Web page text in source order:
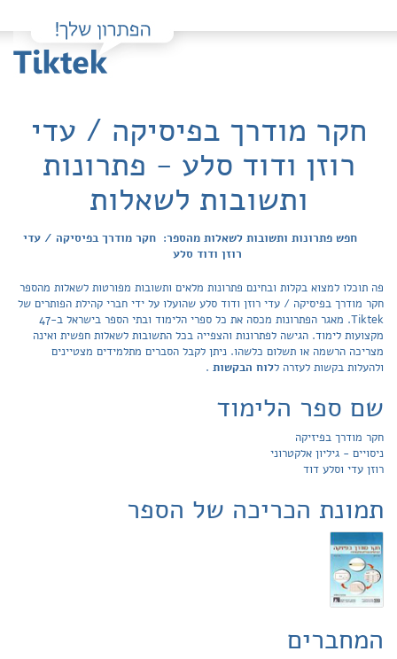
חקר מודרך בפיסיקה / עדי
רוזן ודוד סלע - פתרונות
ותשובות לשאלות
חפש פתרונות ותשובות לשאלות מהספר: חקר מודרך בפיסיקה / עדי
רוזן ודוד סלע
פה תוכלו למצוא בקלות ובחינם פתרונות מלאים ותשובות מפורטות לשאלות מהספר
חקר מודרך בפיסיקה / עדי רוזן ודוד סלע שהועלו על ידי חברי קהילת הפותרים של
Tiktek. מאגר הפתרונות מכסה את כל ספרי הלימוד ובתי הספר בישראל ב-47
מקצועות לימוד. הגישה לפתרונות והצפייה בכל התשובות לשאלות חפשית ואינה
מצריכה הרשמה או תשלום כלשהו. ניתן לקבל הסברים מתלמידים מצטיינים
ולהעלות בקשות לעזרה ללוח הבקשות .
שם ספר הלימוד
חקר מודרך בפיזיקה
ניסויים - גיליון אלקטרוני
רוזן עדי וסלע דוד
תמונת הכריכה של הספר
המחברים